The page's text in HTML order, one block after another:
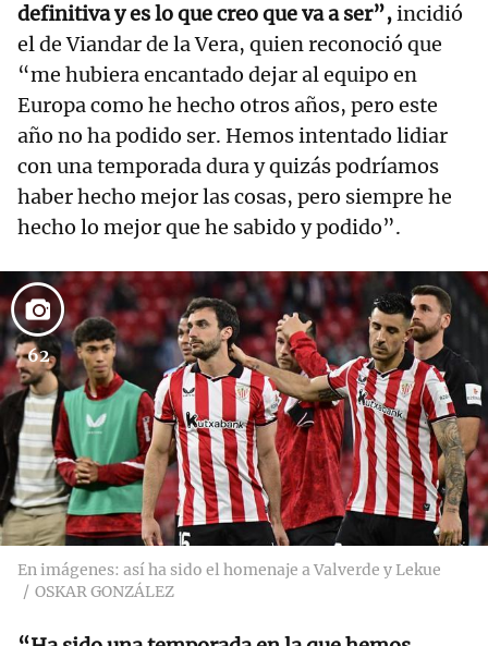
definitiva y es lo que creo que va a ser”,incidió
el de Viandar de la Vera, quien reconoció que
“me hubiera encantado dejar al equipo en
Europa como he hecho otros años, pero este
año no ha podido ser. Hemos intentado lidiar
con una temporada dura y quizás podríamos
haber hecho mejor las cosas, pero siempre he
hecho lo mejor que he sabido y podido”.
62
En imágenes: así ha sido el homenaje a Valverde y Lekue
OSKAR GONZÁLEZ